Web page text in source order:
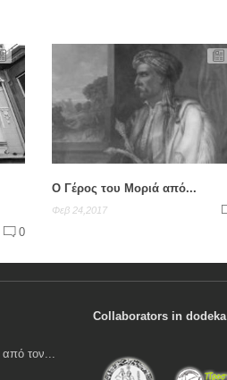
0
Ο Γέρος του Μοριά από...
Φεβ 24,2017
τον...
Collaborators in dodeka